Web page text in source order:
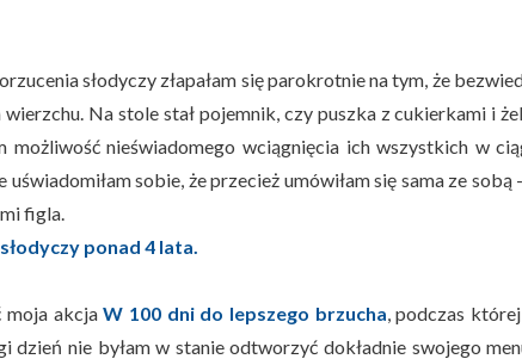
słodyczy złapałam się parokrotnie na tym, że
wierzchu. Na stole stał pojemnik, czy puszka z cukierkami i
możliwość nieświadomego wciągnięcia ich wszystkich w
sobie, że przecież umówiłam się sama ze
figla.
ponad 4 lata.
moja akcjaW 100 dni do lepszego brzucha, podczas
dzień nie byłam w stanie odtworzyć dokładnie swojego